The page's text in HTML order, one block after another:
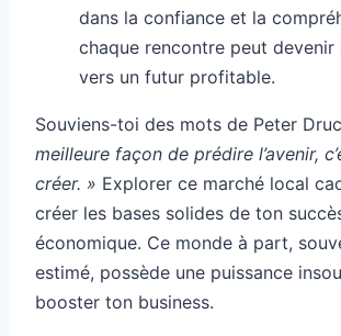
dans la confiance et la
chaque rencontre peut
vers un futur profitable.
Souviens-toi des mots de Peter
meilleure façon de prédire l’avenir,
créer. » Explorer ce marché local
créer les bases solides de ton
économique. Ce monde à part,
estimé, possède une puissance
booster ton business.